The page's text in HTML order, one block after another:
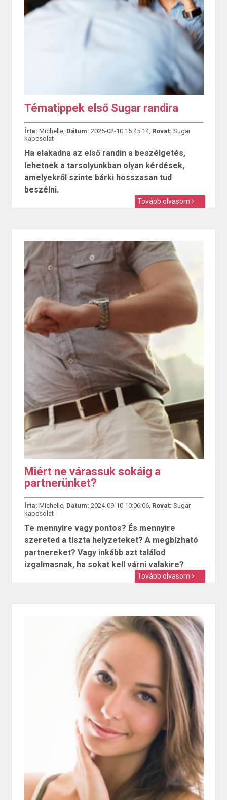
Tématippek első Sugar randira
Írta: Michelle, Dátum: 2025-02-10 15:45:14, Rovat: Sugar
kapcsolat
Ha elakadna az első randin a beszélgetés,
lehetnek a tarsolyunkban olyan kérdések,
amelyekről szinte bárki hosszasan tud
beszélni.
Tovább olvasom
Miért ne várassuk sokáig a
partnerünket?
Írta: Michelle, Dátum: 2024-09-10 10:06:06, Rovat: Sugar
kapcsolat
Te mennyire vagy pontos? És mennyire
szereted a tiszta helyzeteket? A megbízható
partnereket? Vagy inkább azt találod
izgalmasnak, ha sokat kell várni valakire?
Tovább olvasom